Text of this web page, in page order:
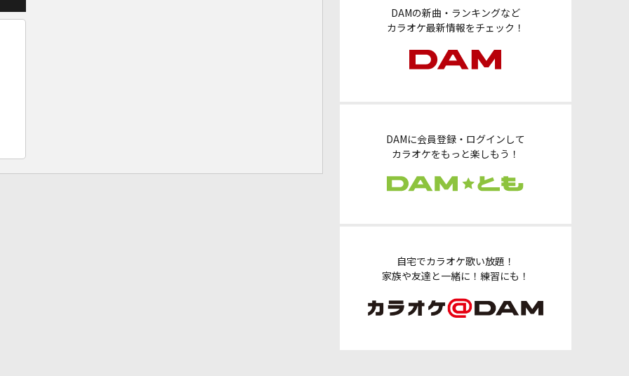
DAMの新曲・ランキングなど
カラオケ最新情報をチェック！
DAMに会員登録・ログインして
カラオケをもっと楽しもう！
自宅でカラオケ歌い放題！
家族や友達と一緒に！練習にも！